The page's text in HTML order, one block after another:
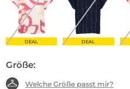
DEAL DEAL
Größe:
Welche Größe passt mir?